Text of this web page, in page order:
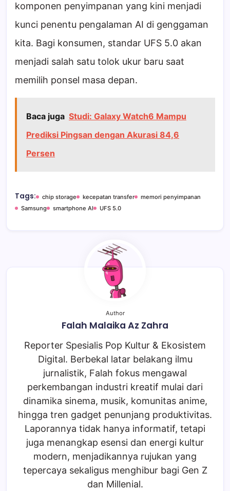
komponen penyimpanan yang kini menjadi
kunci penentu pengalaman AI di genggaman
kita. Bagi konsumen, standar UFS 5.0 akan
menjadi salah satu tolok ukur baru saat
memilih ponsel masa depan.
Baca juga Studi: Galaxy Watch6 Mampu
Prediksi Pingsan dengan Akurasi 84,6
Persen
Tags: chip storage kecepatan transfer
memori penyimpanan
Samsung
smartphone AI UFS 5.0
Author
Falah Malaika Az Zahra
Reporter Spesialis Pop Kultur & Ekosistem
Digital. Berbekal latar belakang ilmu
jurnalistik, Falah fokus mengawal
perkembangan industri kreatif mulai dari
dinamika sinema, musik, komunitas anime,
hingga tren gadget penunjang produktivitas.
Laporannya tidak hanya informatif, tetapi
juga menangkap esensi dan energi kultur
modern, menjadikannya rujukan yang
tepercaya sekaligus menghibur bagi Gen Z
dan Millenial.